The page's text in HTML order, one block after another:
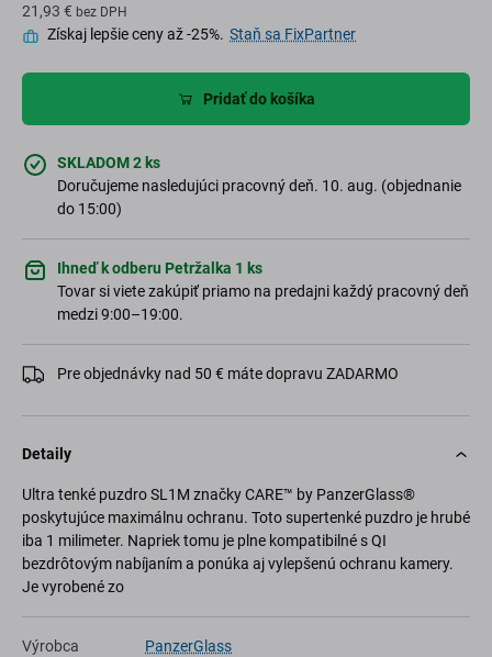
21,93 € bez DPH
Získaj lepšie ceny až -25%. Staň sa FixPartner
Pridať do košíka
SKLADOM 2 ks
Doručujeme nasledujúci pracovný deň. 10. aug. (objednanie
do 15:00)
Ihneď k odberu Petržalka 1 ks
Tovar si viete zakúpiť priamo na predajni každý pracovný deň
medzi 9:00–19:00.
Pre objednávky nad 50 € máte dopravu ZADARMO
Detaily
Ultra tenké puzdro SL1M značky CARE™ by PanzerGlass®
poskytujúce maximálnu ochranu. Toto supertenké puzdro je hrubé
iba 1 milimeter. Napriek tomu je plne kompatibilné s QI
bezdrôtovým nabíjaním a ponúka aj vylepšenú ochranu kamery.
Je vyrobené zo
Výrobca PanzerGlass